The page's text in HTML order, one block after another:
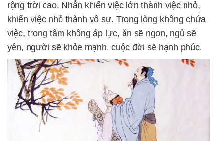
rộng trời cao. Nhẫn khiến việc lớn thành việc nhỏ,
khiến việc nhỏ thành vô sự. Trong lòng không chứa
việc, trong tâm không áp lực, ăn sẽ ngon, ngủ sẽ
yên, người sẽ khỏe mạnh, cuộc đời sẽ hạnh phúc.